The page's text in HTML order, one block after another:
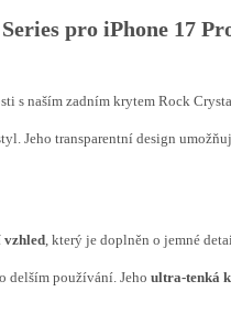
pro iPhone 17
s naším zadním krytem Rock
Jeho transparentní design
vzhled, který je doplněn o jemné
delším používání. Jeho ultra-tenká